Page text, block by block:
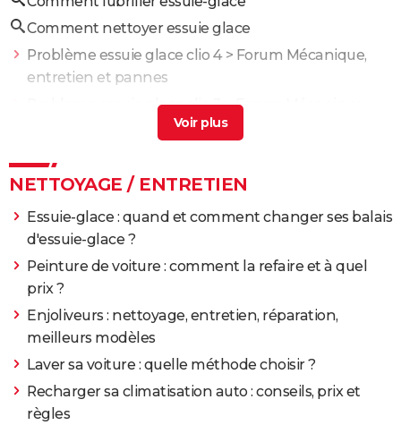
Comment nettoyer essuie glace
Problème essuie glace clio 4> Forum Mécanique,
entretien et pannes
Probleme essuie glace clio 3>Forum Mécanique,
entretien et pannes
entretien et pannes
Panne essuie glace
et pannes
NETTOYAGE / ENTRETIEN
Essuie-glace : quand et comment changer ses balais
d'essuie-glace ?
Peinture de voiture : comment la refaire et à quel
prix ?
Enjoliveurs : nettoyage, entretien, réparation,
meilleurs modèles
Laver sa voiture : quelle méthode choisir ?
Recharger sa climatisation auto : conseils, prix et
règles